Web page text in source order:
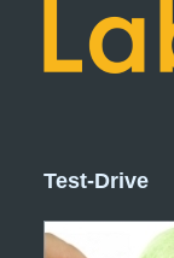
Test-Drive